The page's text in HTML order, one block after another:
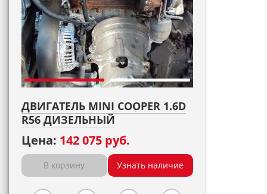
ДВИГАТЕЛЬ MINI COOPER 1.6D
R56 ДИЗЕЛЬНЫЙ
Цена: 142 075 руб.
В корзину Узнать наличие